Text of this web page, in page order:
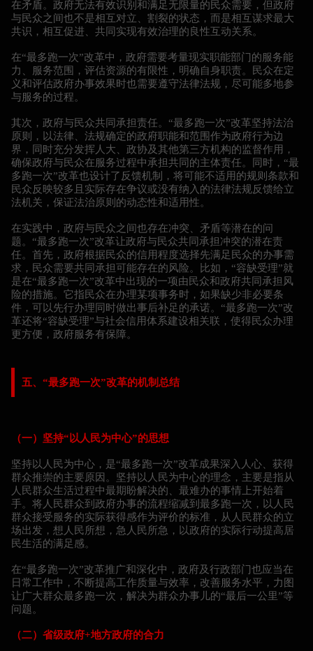
在矛盾。政府无法有效识别和满足无限量的民众需要，但政府
与民众之间也不是相互对立、割裂的状态，而是相互谋求最大
共识，相互促进、共同实现有效治理的良性互动关系。
在“最多跑一次”改革中，政府需要考量现实职能部门的服务能
力、服务范围，评估资源的有限性，明确自身职责。民众在定
义和评估政府办事效果时也需要遵守法律法规，尽可能多地参
与服务的过程。
其次，政府与民众共同承担责任。“最多跑一次”改革坚持法治
原则，以法律、法规确定的政府职能和范围作为政府行为边
界，同时充分发挥人大、政协及其他第三方机构的监督作用，
确保政府与民众在服务过程中承担共同的主体责任。同时，“最
多跑一次”改革也设计了反馈机制，将可能不适用的规则条款和
民众反映较多且实际存在争议或没有纳入的法律法规反馈给立
法机关，保证法治原则的动态性和适用性。
在实践中，政府与民众之间也存在冲突、矛盾等潜在的问
题。“最多跑一次”改革让政府与民众共同承担冲突的潜在责
任。首先，政府根据民众的信用程度选择先满足民众的办事需
求，民众需要共同承担可能存在的风险。比如，“容缺受理”就
是在“最多跑一次”改革中出现的一项由民众和政府共同承担风
险的措施。它指民众在办理某项事务时，如果缺少非必要条
件，可以先行办理同时做出事后补足的承诺。“最多跑一次”改
革还将“容缺受理”与社会信用体系建设相关联，使得民众办理
更方便，政府服务有保障。
五、“最多跑一次”改革的机制总结
（一）坚持“以人民为中心”的思想
坚持以人民为中心，是“最多跑一次”改革成果深入人心、获得
群众推崇的主要原因。坚持以人民为中心的理念，主要是指从
人民群众生活过程中最期盼解决的、最难办的事情上开始着
手。将人民群众到政府办事的流程缩减到最多跑一次，以人民
群众接受服务的实际获得感作为评价的标准，从人民群众的立
场出发，想人民所想，急人民所急，以政府的实际行动提高居
民生活的满足感。
在“最多跑一次”改革推广和深化中，政府及行政部门也应当在
日常工作中，不断提高工作质量与效率，改善服务水平，力图
让广大群众最多跑一次，解决为群众办事儿的“最后一公里”等
问题。
（二）省级政府+地方政府的合力